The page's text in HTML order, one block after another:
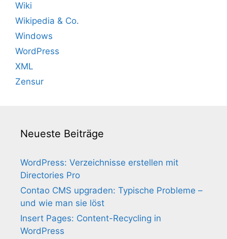
Wiki
Wikipedia & Co.
Windows
WordPress
XML
Zensur
Neueste Beiträge
WordPress: Verzeichnisse erstellen mit
Directories Pro
Contao CMS upgraden: Typische Probleme –
und wie man sie löst
Insert Pages: Content-Recycling in
WordPress